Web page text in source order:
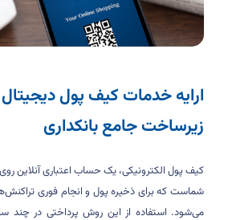
ارایه خدمات کیف پول
زیرساخت جامع بانکداری
کیف پول الکترونیکی، یک حساب اعتباری آنلاین
شماست که برای ذخیره پول و انجام فوری
می‌شود. استفاده از این روش پرداختی در چند